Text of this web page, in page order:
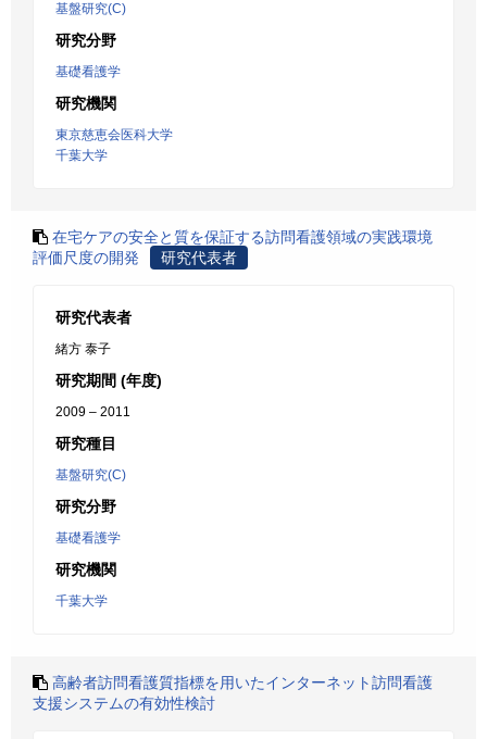
基盤研究(C)
研究分野
基礎看護学
研究機関
東京慈恵会医科大学
千葉大学
在宅ケアの安全と質を保証する訪問看護領域の実践環境
評価尺度の開発
研究代表者
研究代表者
緒方 泰子
研究期間 (年度)
2009 – 2011
研究種目
基盤研究(C)
研究分野
基礎看護学
研究機関
千葉大学
高齢者訪問看護質指標を用いたインターネット訪問看護
支援システムの有効性検討